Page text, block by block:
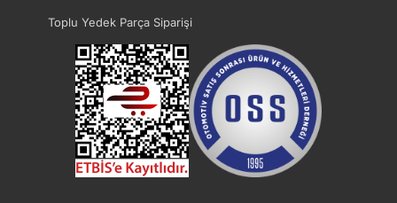
Toplu Yedek Parça Siparişi